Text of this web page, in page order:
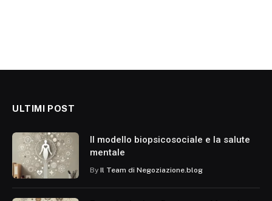
ULTIMI POST
Il modello biopsicosociale e la salute
mentale
By Il Team di Negoziazione.blog